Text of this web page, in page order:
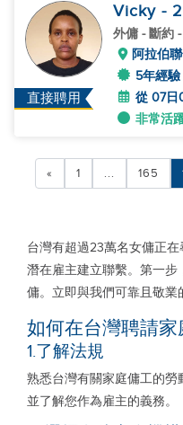
直接聘用
Vicky -
外傭 - 斷約
阿拉伯
5年經驗
從 07日
非常活
« 1 ... 165
台灣有超過23萬名女傭正
潛在雇主建立聯繫。第一
傭。立即與我們可靠且敬業
如何在台灣聘請家
1.了解法規
熟悉台灣有關家庭傭工的
並了解您作為雇主的義務。